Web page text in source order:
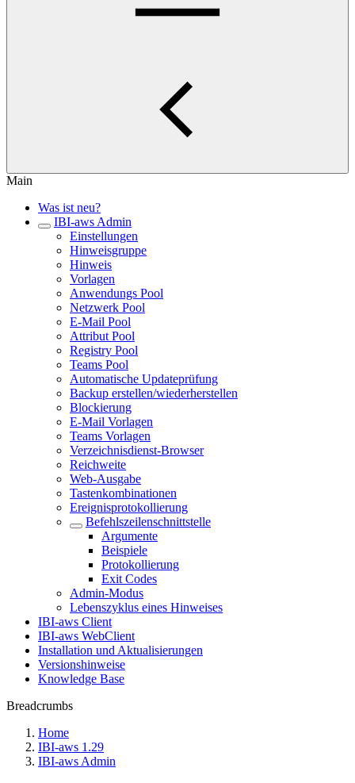
Main
Was ist neu?
IBI-aws Admin
Einstellungen
Hinweisgruppe
Hinweis
Vorlagen
Anwendungs Pool
Netzwerk Pool
E-Mail Pool
Attribut Pool
Registry Pool
Teams Pool
Automatische Updateprüfung
Backup erstellen/wiederherstellen
Blockierung
E-Mail Vorlagen
Teams Vorlagen
Verzeichnisdienst-Browser
Reichweite
Web-Ausgabe
Tastenkombinationen
Ereignisprotokollierung
Befehlszeilenschnittstelle
Argumente
Beispiele
Protokollierung
Exit Codes
Admin-Modus
Lebenszyklus eines Hinweises
IBI-aws Client
IBI-aws WebClient
Installation und Aktualisierungen
Versionshinweise
Knowledge Base
Breadcrumbs
Home
IBI-aws 1.29
IBI-aws Admin